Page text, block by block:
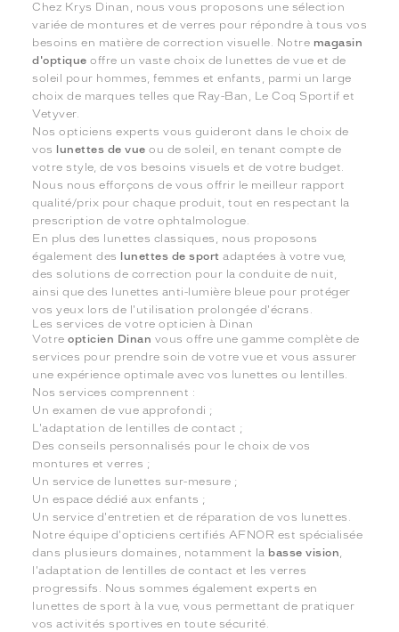
Chez Krys Dinan, nous vous proposons une sélection
variée de montures et de verres pour répondre à tous vos
besoins en matière de correction visuelle. Notre magasin
d'optique offre un vaste choix de lunettes de vue et de
soleil pour hommes, femmes et enfants, parmi un large
choix de marques telles que Ray-Ban, Le Coq Sportif et
Vetyver.
Nos opticiens experts vous guideront dans le choix de
vos
lunettes de vue ou de soleil, en tenant compte de
votre style, de vos besoins visuels et de votre budget.
Nous nous efforçons de vous offrir le meilleur rapport
qualité/prix pour chaque produit, tout en respectant la
prescription de votre ophtalmologue.
En plus des lunettes classiques, nous proposons
également des
lunettes de sport adaptées à votre vue,
des solutions de correction pour la conduite de nuit,
ainsi que des lunettes anti-lumière bleue pour protéger
vos yeux lors de l'utilisation prolongée d'écrans.
Les services de votre opticien à Dinan
Votreopticien Dinan vous offre une gamme complète de
services pour prendre soin de votre vue et vous assurer
une expérience optimale avec vos lunettes ou lentilles.
Nos services comprennent :
Un examen de vue approfondi ;
L'adaptation de lentilles de contact ;
Des conseils personnalisés pour le choix de vos
montures et verres ;
Un service de lunettes sur-mesure ;
Un espace dédié aux enfants ;
Un service d'entretien et de réparation de vos lunettes.
Notre équipe d'opticiens certifiés AFNOR est spécialisée
dans plusieurs domaines, notamment la basse vision,
l'adaptation de lentilles de contact et les verres
progressifs. Nous sommes également experts en
lunettes de sport à la vue, vous permettant de pratiquer
vos activités sportives en toute sécurité.